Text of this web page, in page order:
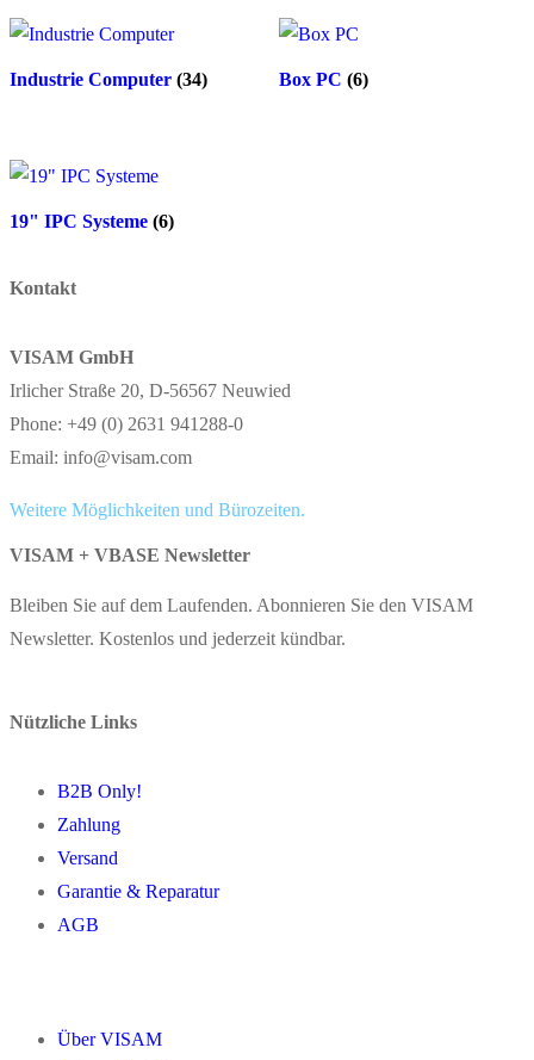
Industrie Computer (34) Box PC (6)
19" IPC Systeme (6)
Kontakt
VISAM GmbH
Irlicher Straße 20, D-56567 Neuwied
Phone: +49 (0) 2631 941288-0
Email: info@visam.com
Weitere Möglichkeiten und Bürozeiten.
VISAM + VBASE Newsletter
Bleiben Sie auf dem Laufenden. Abonnieren Sie den VISAM
Newsletter. Kostenlos und jederzeit kündbar.
Nützliche Links
B2B Only!
Zahlung
Versand
Garantie & Reparatur
AGB
Über VISAM